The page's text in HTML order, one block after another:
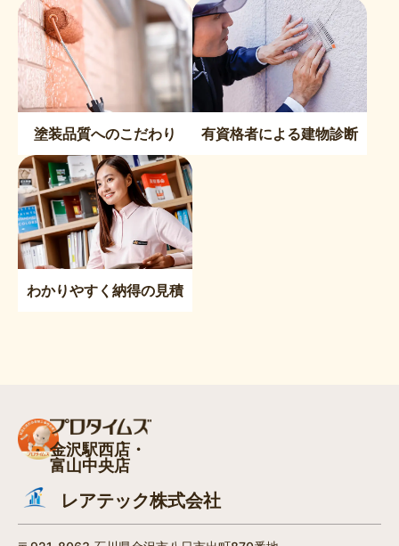
塗装品質へのこだわり 有資格者による建物診断
わかりやすく納得の見積
金沢駅西店・
富山中央店
レアテック株式会社